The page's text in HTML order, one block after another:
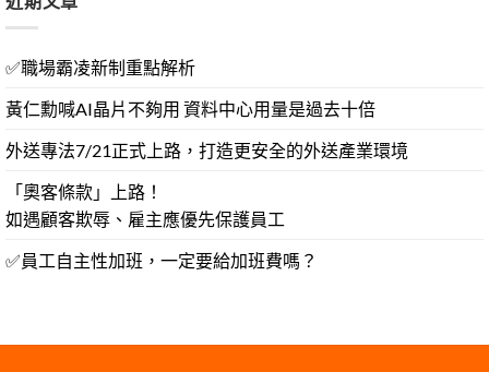
✅職場霸凌新制重點解析
黃仁勳喊AI晶片不夠用 資料中心用量是過去十倍
外送專法7/21正式上路，打造更安全的外送產業環境
「奧客條款」上路！
如遇顧客欺辱、雇主應優先保護員工
✅員工自主性加班，一定要給加班費嗎？